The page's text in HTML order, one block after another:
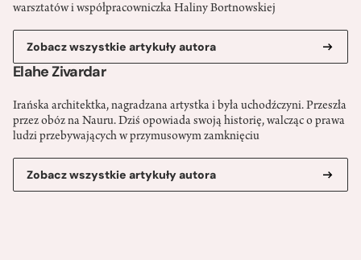
warsztatów i współpracowniczka Haliny Bortnowskiej
Zobacz wszystkie artykuły autora
Elahe Zivardar
Irańska architektka, nagradzana artystka i była uchodźczyni. Przeszła
przez obóz na Nauru. Dziś opowiada swoją historię, walcząc o prawa
ludzi przebywających w przymusowym zamknięciu
Zobacz wszystkie artykuły autora